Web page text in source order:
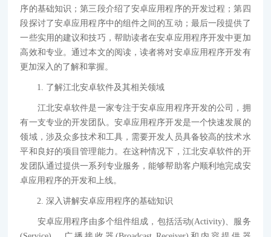
序的基础知识；第三段介绍了安卓应用程序的开发过程；第四
段探讨了安卓应用程序中的组件之间的互动；最后一段提供了
一些实用的建议和技巧，帮助读者在安卓应用程序开发中更加
高效和专业。通过本文的阅读，读者将对安卓应用程序开发有
更加深入的了解和掌握。
1. 了解江北安卓软件及其相关领域
江北安卓软件是一家专注于安卓应用程序开发的公司，拥
有一支专业的开发团队。安卓应用程序开发是一个快速发展的
领域，涉及众多技术和工具，需要开发人员具备较高的技术水
平和良好的项目管理能力。在这种情况下，江北安卓软件的开
发团队通过提供一系列专业服务，能够帮助客户顺利地完成安
卓应用程序的开发和上线。
2. 深入讲解安卓应用程序的基础知识
安卓应用程序由多个组件组成，包括活动(Activity)、服务